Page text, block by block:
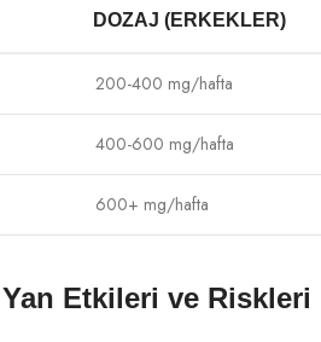
DOZAJ (ERKEKLER)
200-400 mg/hafta
400-600 mg/hafta
600+ mg/hafta
Etkileri ve Riskleri